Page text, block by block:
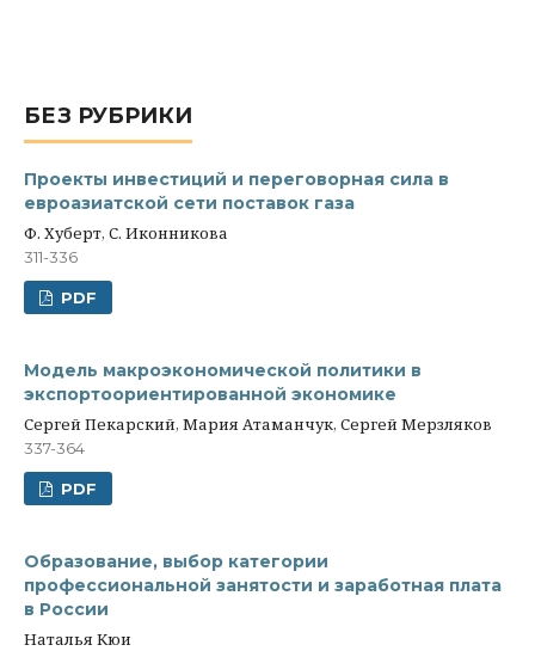
БЕЗ РУБРИКИ
Проекты инвестиций и переговорная сила в
евроазиатской сети поставок газа
Ф. Хуберт, С. Иконникова
311-336
PDF
Модель макроэкономической политики в
экспортоориентированной экономике
Сергей Пекарский, Мария Атаманчук, Сергей Мерзляков
337-364
PDF
Образование, выбор категории
профессиональной занятости и заработная плата
в России
Наталья Кюи